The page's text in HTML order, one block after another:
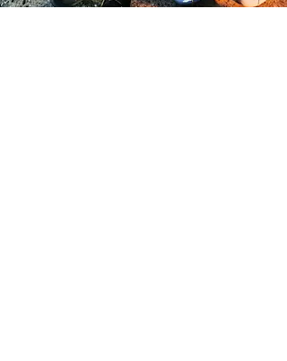
Lire plus